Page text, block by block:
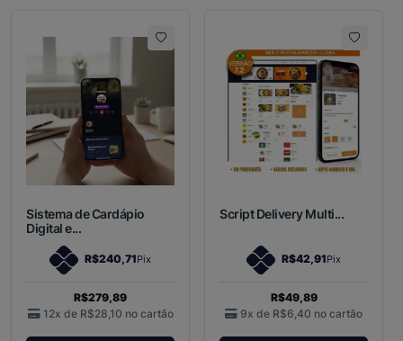
Sistema de Cardápio
Digital e...
R$240,71Pix
R$279,89
12x de R$28,10 no cartão
Script Delivery Multi...
R$42,91Pix
R$49,89
9x de R$6,40 no cartão